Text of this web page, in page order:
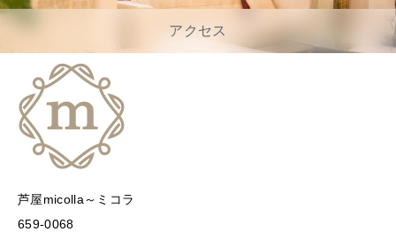
アクセス
芦屋micolla～ミコラ
659-0068